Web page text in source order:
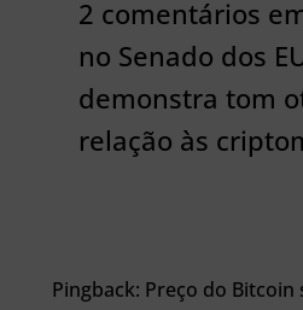
2 comentários
no Senado dos
demonstra tom
relação às
Pingback: Preço do Bitcoin